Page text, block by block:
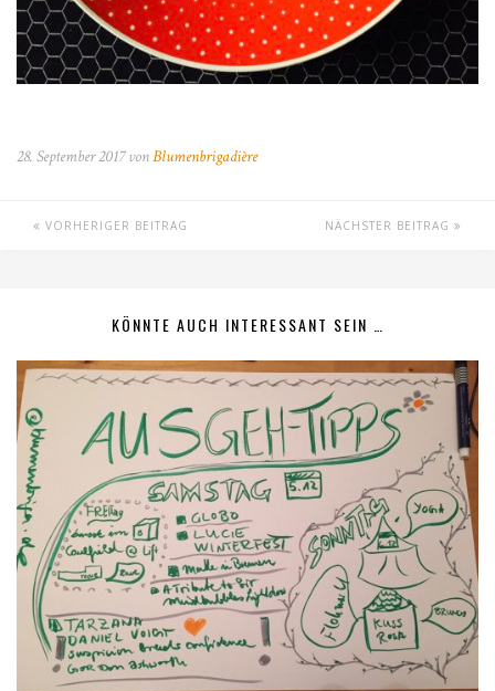
28. September 2017 vonBlumenbrigadière
VORHERIGER BEITRAG NÄCHSTER BEITRAG
KÖNNTE AUCH INTERESSANT SEIN …